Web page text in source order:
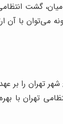
گشت
با آن
را بر
تهران با